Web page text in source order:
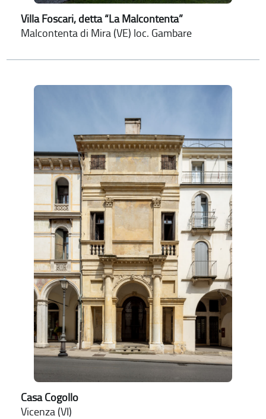
Villa Foscari, detta “La Malcontenta”
Malcontenta di Mira (VE) loc. Gambare
Casa Cogollo
Vicenza (VI)